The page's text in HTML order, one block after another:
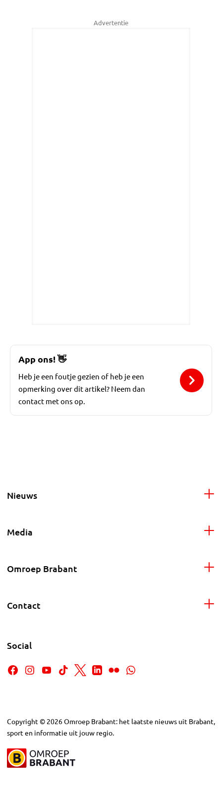
Advertentie
App ons!👋
Heb je een foutje gezien of heb je een
opmerking over dit artikel? Neem dan
contact met ons op.
Nieuws
Media
Omroep Brabant
Contact
Social
Copyright © 2026Omroep Brabant: het laatste nieuws uit Brabant,
sport en informatie uit jouw regio.